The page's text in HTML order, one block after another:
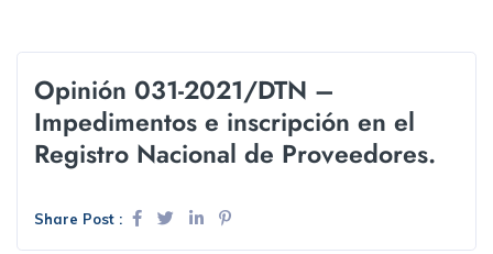
Opinión 031-2021/DTN –
Impedimentos e inscripción en el
Registro Nacional de Proveedores.
Share Post :